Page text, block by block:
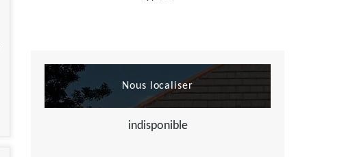
Nous localiser
indisponible